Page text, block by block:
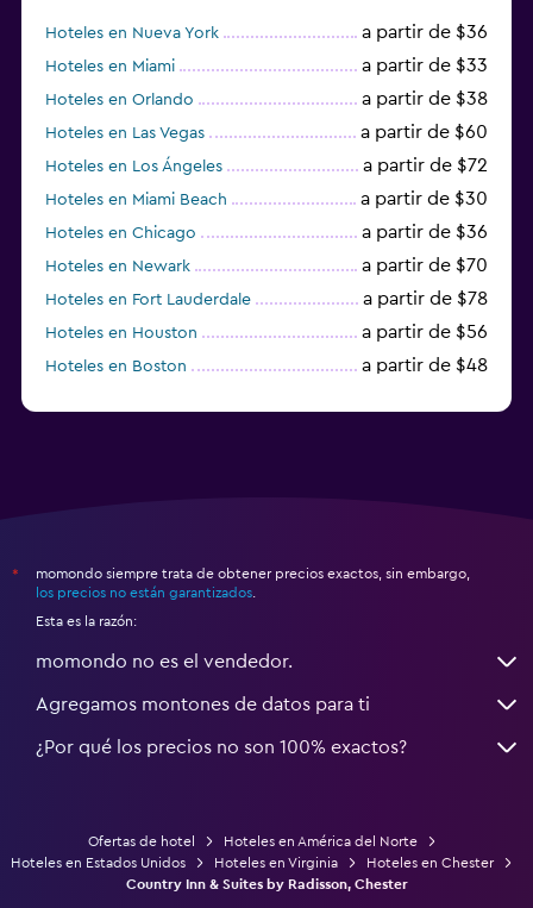
Hoteles en Nueva York a partir de $36
Hoteles en Miami a partir de $33
Hoteles en Orlando a partir de $38
Hoteles en Las Vegas a partir de $60
Hoteles en Los Ángeles a partir de $72
Hoteles en Miami Beach a partir de $30
Hoteles en Chicago a partir de $36
Hoteles en Newark a partir de $70
Hoteles en Fort Lauderdale a partir de $78
Hoteles en Houston a partir de $56
Hoteles en Boston a partir de $48
*
momondo siempre trata de obtener precios exactos, sin embargo,
los precios no están garantizados
Esta es la razón:
momondo no es el vendedor.
Agregamos montones de datos para ti
¿Por qué los precios no son 100% exactos?
Ofertas de hotel
Hoteles en América del Norte
Hoteles en Estados Unidos
Hoteles en Virginia
Hoteles en Chester
Country Inn & Suites by Radisson, Chester